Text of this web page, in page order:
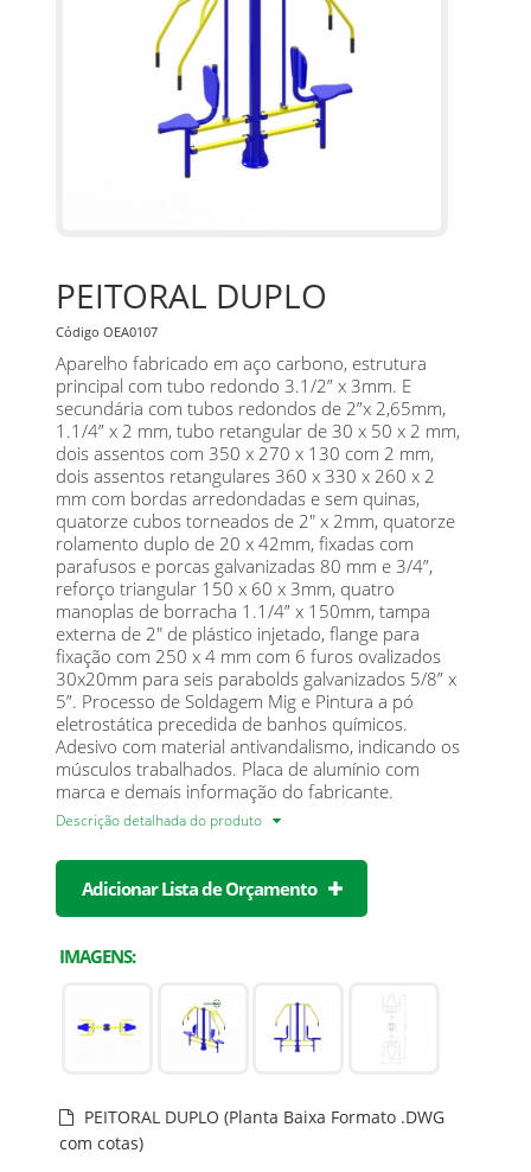
PEITORAL DUPLO
Código OEA0107
Aparelho fabricado em aço carbono, estrutura
principal com tubo redondo 3.1/2” x 3mm. E
secundária com tubos redondos de 2”x 2,65mm,
1.1/4” x 2 mm, tubo retangular de 30 x 50 x 2 mm,
dois assentos com 350 x 270 x 130 com 2 mm,
dois assentos retangulares 360 x 330 x 260 x 2
mm com bordas arredondadas e sem quinas,
quatorze cubos torneados de 2" x 2mm, quatorze
rolamento duplo de 20 x 42mm, fixadas com
parafusos e porcas galvanizadas 80 mm e 3/4”,
reforço triangular 150 x 60 x 3mm, quatro
manoplas de borracha 1.1/4” x 150mm, tampa
externa de 2" de plástico injetado, flange para
fixação com 250 x 4 mm com 6 furos ovalizados
30x20mm para seis parabolds galvanizados 5/8” x
5”. Processo de Soldagem Mig e Pintura a pó
eletrostática precedida de banhos químicos.
Adesivo com material antivandalismo, indicando os
músculos trabalhados. Placa de alumínio com
marca e demais informação do fabricante.
Descrição detalhada do produto
Adicionar Lista de Orçamento
IMAGENS:
PEITORAL DUPLO (Planta Baixa Formato .DWG
com cotas)